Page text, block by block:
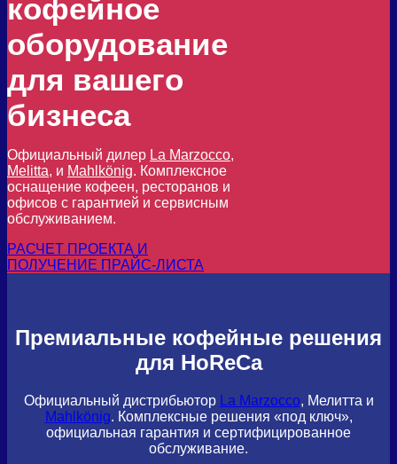
кофейное
оборудование
для вашего
бизнеса
Официальный дилер La Marzocco,
Melitta, и Mahlkönig. Комплексное
оснащение кофеен, ресторанов и
офисов с гарантией и сервисным
обслуживанием.
РАСЧЕТ ПРОЕКТА И
ПОЛУЧЕНИЕ ПРАЙС-ЛИСТА
Премиальные кофейные решения
для HoReCa
Официальный дистрибьютор La Marzocco, Мелитта и
Mahlkönig. Комплексные решения «под ключ»,
официальная гарантия и сертифицированное
обслуживание.